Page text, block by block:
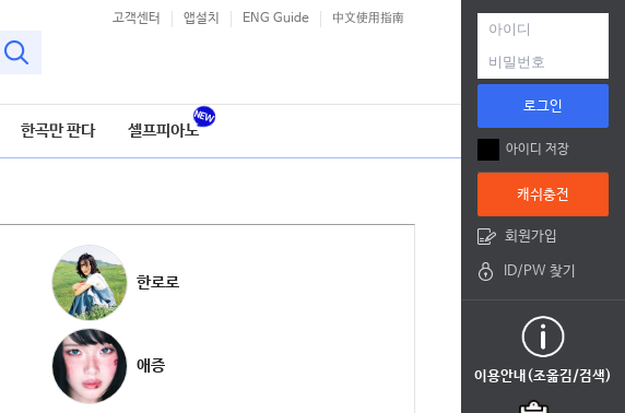
고객센터 앱설치 ENG Guide 中文使用指南
한곡만 판다 셀프피아노
한로로
애증
로그인
아이디 저장
캐쉬충전
회원가입
ID/PW 찾기
이용안내(조옮김/검색)